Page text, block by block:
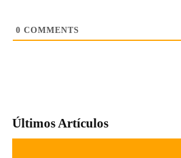
0 COMMENTS
Últimos Artículos